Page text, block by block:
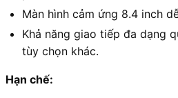
Màn hình cảm ứng 8.4 inch
Khả năng giao tiếp đa dạng
tùy chọn khác.
Hạn chế: